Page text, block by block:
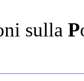
sulla P